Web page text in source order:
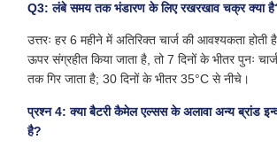
Q3: लंबे समय तक भंडारण के लिए रखरखाव चक्र क्या
उत्तरः हर 6 महीने में अतिरिक्त चार्ज की आवश्यकता
ऊपर संग्रहीत किया जाता है, तो 7 दिनों के भीतर पुनः
तक गिर जाता है; 30 दिनों के भीतर 35°C से नीचे।
प्रश्न 4: क्या बैटरी कैमेल एल्सस के अलावा अन्य ब्रांड
है?